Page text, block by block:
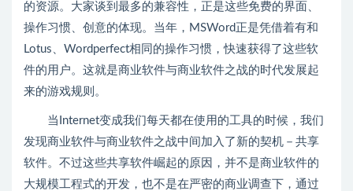
的资源。大家谈到最多的兼容性，正是这些免费的界面、
操作习惯、创意的体现。当年，MSWord正是凭借着有和
Lotus、Wordperfect相同的操作习惯，快速获得了这些软
件的用户。这就是商业软件与商业软件之战的时代发展起
来的游戏规则。
当Internet变成我们每天都在使用的工具的时候，我们
发现商业软件与商业软件之战中间加入了新的契机－共享
软件。不过这些共享软件崛起的原因，并不是商业软件的
大规模工程式的开发，也不是在严密的商业调查下，通过